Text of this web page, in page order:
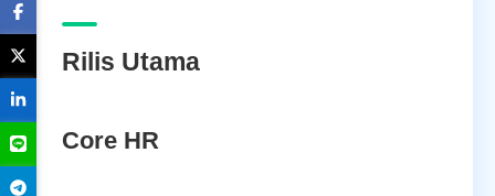
Rilis Utama
Core HR